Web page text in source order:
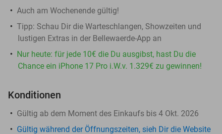
Auch am Wochenende gültig!
Tipp: Schau Dir die Warteschlangen, Showzeiten und
lustigen Extras in der Bellewaerde-App an
Nur heute: für jede 10€ die Du ausgibst, hast Du die
Chance ein iPhone 17 Pro i.W.v. 1.329€ zu gewinnen!
Konditionen
Gültig ab dem Moment des Einkaufs bis 4 Okt. 2026
Gültig während der Öffnungszeiten, sieh Dir die Website